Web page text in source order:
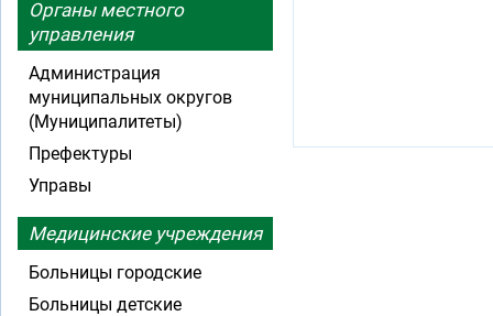
Органы местного
управления
Администрация
муниципальных округов
(Муниципалитеты)
Префектуры
Управы
Медицинские учреждения
Больницы городские
Больницы детские